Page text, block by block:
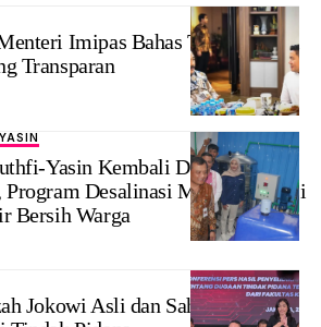
Imipas Bahas Transformasi
Transparan
Yasin Kembali Dirasakan
Program Desalinasi Menjadi Solusi
Bersih Warga
Jokowi Asli dan Sah, Tidak